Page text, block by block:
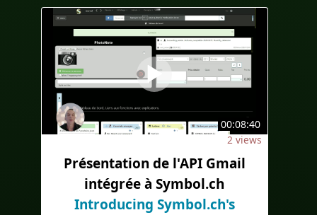
#Audioenfrançais
#AudioaufFranzösisch
#sous-titresenallemand
#UntertitelaufDeutsch
#Bilingue
#sous-titresbilingues
#IA
#Zweisprachig
#KI
#EdTech
#eLearning
#Übersetzung
00:08:40
2 views
Présentation de l'API Gmail
intégrée à Symbol.ch
Introducing Symbol.ch's